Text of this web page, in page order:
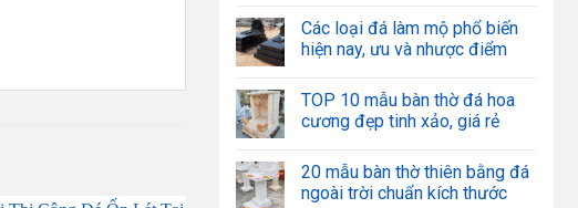
Các loại đá làm mộ phổ biến
hiện nay, ưu và nhược điểm
TOP 10 mẫu bàn thờ đá hoa
cương đẹp tinh xảo, giá rẻ
20 mẫu bàn thờ thiên bằng đá
ngoài trời chuẩn kích thước